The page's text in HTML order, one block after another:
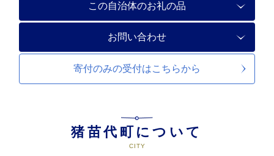
この自治体のお礼の品
お問い合わせ
寄付のみの受付はこちらから
猪苗代町について